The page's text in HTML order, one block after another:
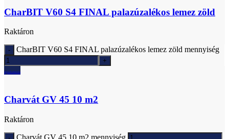
CharBIT V60 S4 FINAL palazúzalékos lemez zöld
Raktáron
CharBIT V60 S4 FINAL palazúzalékos lemez zöld mennyiség
Ajánlatkérés
Charvát GV 45 10 m2
Raktáron
Charvát GV 45 10 m2 mennyiség